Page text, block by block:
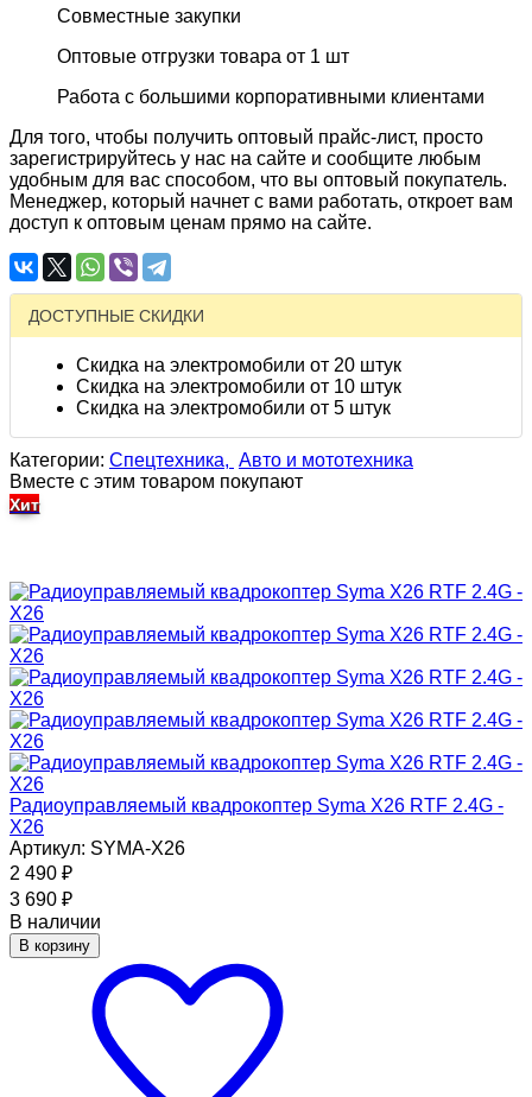
Совместные закупки
Оптовые отгрузки товара от 1 шт
Работа с большими корпоративными клиентами
Для того, чтобы получить оптовый прайс-лист, просто
зарегистрируйтесь у нас на сайте и сообщите любым
удобным для вас способом, что вы оптовый покупатель.
Менеджер, который начнет с вами работать, откроет вам
доступ к оптовым ценам прямо на сайте.
ДОСТУПНЫЕ СКИДКИ
Скидка на электромобили от 20 штук
Скидка на электромобили от 10 штук
Скидка на электромобили от 5 штук
Категории: Спецтехника, Авто и мототехника
Вместе с этим товаром покупают
Хит
Радиоуправляемый квадрокоптер Syma X26 RTF 2.4G -
X26
Артикул: SYMA-X26
2 490 ₽
3 690 ₽
В наличии
В корзину